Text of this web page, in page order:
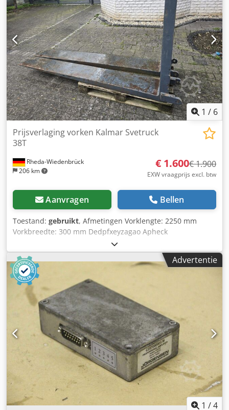
1 / 6
Rheda-Wiedenbrück
206 km
Prijsverlaging vorken Kalmar Svetruck
38T
€ 1.600€ 1.900
EXW vraagprijs excl. btw
Aanvragen Bellen
Toestand: gebruikt, Afmetingen Vorklengte: 2250 mm
Vorkbreedte: 300 mm Dedpfxeyzagao Apheck
Advertentie
1 /4